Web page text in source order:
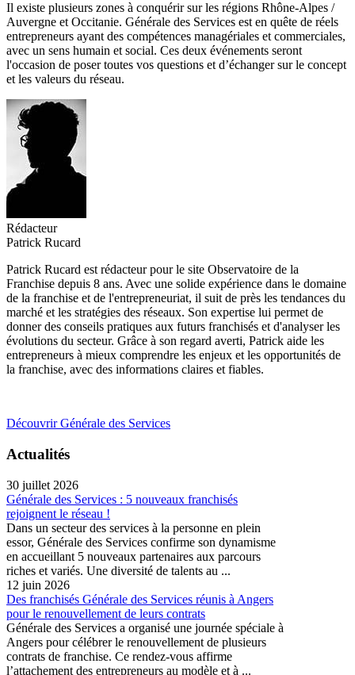
Il existe plusieurs zones à conquérir sur les régions Rhône-Alpes /
Auvergne et Occitanie. Générale des Services est en quête de réels
entrepreneurs ayant des compétences managériales et commerciales,
avec un sens humain et social. Ces deux événements seront
l'occasion de poser toutes vos questions et d’échanger sur le concept
et les valeurs du réseau.
Rédacteur
Patrick Rucard
Patrick Rucard est rédacteur pour le site Observatoire de la
Franchise depuis 8 ans. Avec une solide expérience dans le domaine
de la franchise et de l'entrepreneuriat, il suit de près les tendances du
marché et les stratégies des réseaux. Son expertise lui permet de
donner des conseils pratiques aux futurs franchisés et d'analyser les
évolutions du secteur. Grâce à son regard averti, Patrick aide les
entrepreneurs à mieux comprendre les enjeux et les opportunités de
la franchise, avec des informations claires et fiables.
Découvrir Générale des Services
Actualités
30 juillet 2026
Générale des Services : 5 nouveaux franchisés
rejoignent le réseau !
Dans un secteur des services à la personne en plein
essor, Générale des Services confirme son dynamisme
en accueillant 5 nouveaux partenaires aux parcours
riches et variés. Une diversité de talents au ...
12 juin 2026
Des franchisés Générale des Services réunis à Angers
pour le renouvellement de leurs contrats
Générale des Services a organisé une journée spéciale à
Angers pour célébrer le renouvellement de plusieurs
contrats de franchise. Ce rendez-vous affirme
l’attachement des entrepreneurs au modèle et à ...